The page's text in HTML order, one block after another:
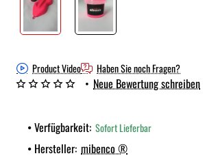
Product Video Haben Sie noch Fragen?
Verfügbarkeit: Sofort Lieferbar
Hersteller: mibenco ®
• Neue Bewertung schreiben